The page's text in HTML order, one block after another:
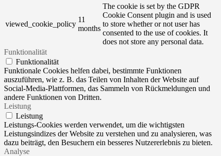
viewed_cookie_policy
11
months
The cookie is set by the GDPR
Cookie Consent plugin and is used
to store whether or not user has
consented to the use of cookies. It
does not store any personal data.
Funktionalität
Funktionalität
Funktionale Cookies helfen dabei, bestimmte Funktionen
auszuführen, wie z. B. das Teilen von Inhalten der Website auf
Social-Media-Plattformen, das Sammeln von Rückmeldungen und
andere Funktionen von Dritten.
Leistung
Leistung
Leistungs-Cookies werden verwendet, um die wichtigsten
Leistungsindizes der Website zu verstehen und zu analysieren, was
dazu beiträgt, den Besuchern ein besseres Nutzererlebnis zu bieten.
Analyse